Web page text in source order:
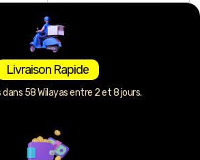
Livraison Rapide
dans 58 Wilayas entre 2 et 8 jours.